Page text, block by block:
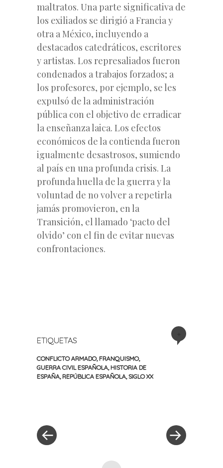
maltratos. Una parte significativa de
los exiliados se dirigió a Francia y
otra a México, incluyendo a
destacados catedráticos, escritores
y artistas. Los represaliados fueron
condenados a trabajos forzados; a
los profesores, por ejemplo, se les
expulsó de la administración
pública con el objetivo de erradicar
la enseñanza laica. Los efectos
económicos de la contienda fueron
igualmente desastrosos, sumiendo
al país en una profunda crisis. La
profunda huella de la guerra y la
voluntad de no volver a repetirla
jamás promovieron, en la
Transición, el llamado ‘pacto del
olvido’ con el fin de evitar nuevas
confrontaciones.
ETIQUETAS
CONFLICTO ARMADO, FRANQUISMO,
GUERRA CIVIL ESPAÑOLA HISTORIA DE
ESPAÑA REPÚBLICA ESPAÑOLA SIGLO XX
entradas